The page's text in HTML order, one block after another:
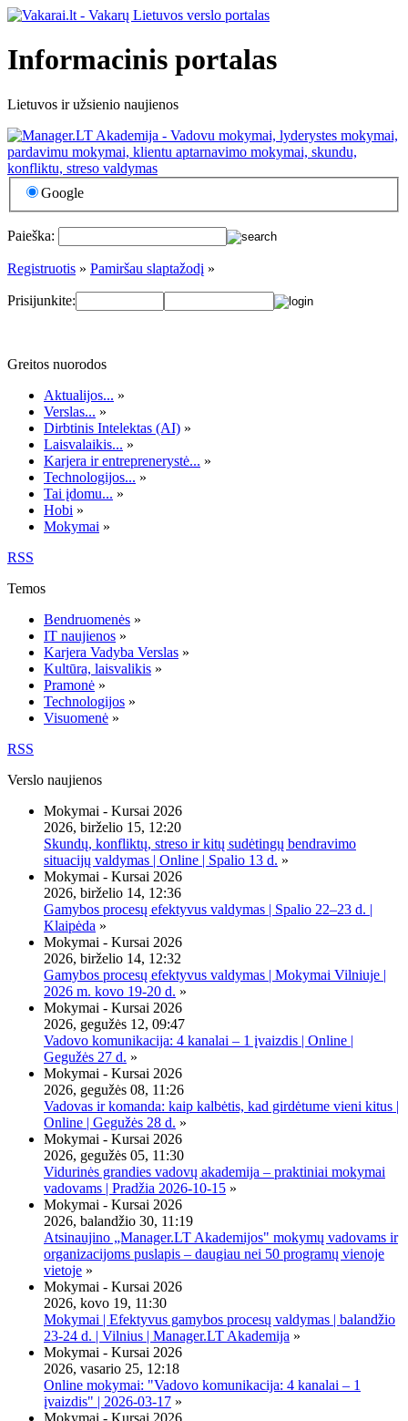
Informacinis portalas
Lietuvos ir užsienio naujienos
Google
Paieška:
Registruotis » Pamiršau slaptažodį »
Prisijunkite:
Greitos nuorodos
Aktualijos... »
Verslas... »
Dirbtinis Intelektas (AI) »
Laisvalaikis... »
Karjera ir entreprenerystė... »
Technologijos... »
Tai įdomu... »
Hobi »
Mokymai »
RSS
Temos
Bendruomenės »
IT naujienos »
Karjera Vadyba Verslas »
Kultūra, laisvalikis »
Pramonė »
Technologijos »
Visuomenė »
RSS
Verslo naujienos
Mokymai - Kursai 2026
2026, birželio 15, 12:20
Skundų, konfliktų, streso ir kitų sudėtingų bendravimo
situacijų valdymas | Online | Spalio 13 d. »
Mokymai - Kursai 2026
2026, birželio 14, 12:36
Gamybos procesų efektyvus valdymas | Spalio 22–23 d. |
Klaipėda »
Mokymai - Kursai 2026
2026, birželio 14, 12:32
Gamybos procesų efektyvus valdymas | Mokymai Vilniuje |
2026 m. kovo 19-20 d. »
Mokymai - Kursai 2026
2026, gegužės 12, 09:47
Vadovo komunikacija: 4 kanalai – 1 įvaizdis | Online |
Gegužės 27 d. »
Mokymai - Kursai 2026
2026, gegužės 08, 11:26
Vadovas ir komanda: kaip kalbėtis, kad girdėtume vieni kitus |
Online | Gegužės 28 d. »
Mokymai - Kursai 2026
2026, gegužės 05, 11:30
Vidurinės grandies vadovų akademija – praktiniai mokymai
vadovams | Pradžia 2026-10-15 »
Mokymai - Kursai 2026
2026, balandžio 30, 11:19
Atsinaujino „Manager.LT Akademijos" mokymų vadovams ir
organizacijoms puslapis – daugiau nei 50 programų vienoje
vietoje »
Mokymai - Kursai 2026
2026, kovo 19, 11:30
Mokymai | Efektyvus gamybos procesų valdymas | balandžio
23-24 d. | Vilnius | Manager.LT Akademija »
Mokymai - Kursai 2026
2026, vasario 25, 12:18
Online mokymai: "Vadovo komunikacija: 4 kanalai – 1
įvaizdis" | 2026-03-17 »